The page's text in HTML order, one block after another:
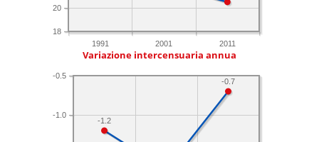
1991 2001 2011
18
20
Variazione intercensuaria annua
-1.0
-0.5
-0.7
-1.2